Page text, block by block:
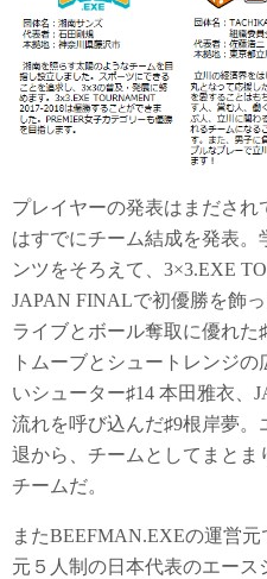
プレイヤーの発表はまだされ
はすでにチーム結成を発表。
ンツをそろえて、3×3.EXE
JAPAN FINALで初優勝を飾
ライブとボール奪取に優れた
トムーブとシュートレンジ
いシューター♯14 本田雅衣、
流れを呼び込んだ♯9根岸夢
退から、チームとしてまと
チームだ。
またBEEFMAN.EXEの運営元
元５人制の日本代表のエース